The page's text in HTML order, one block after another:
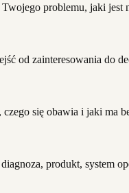
problemu, jaki jest
od zainteresowania do
się obawia i jaki ma
produkt, system